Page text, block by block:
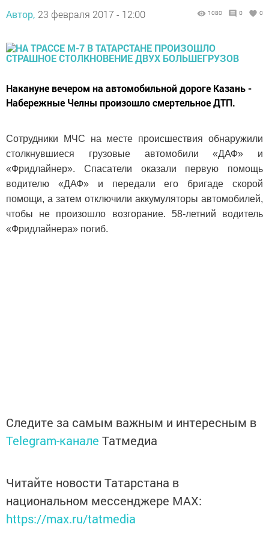
Автор, 23 февраля 2017 - 12:00 1080 0 0
Накануне вечером на автомобильной дороге Казань -
Набережные Челны произошло смертельное ДТП.
Сотрудники МЧС на месте происшествия обнаружили
столкнувшиеся грузовые автомобили «ДАФ» и
«Фридлайнер». Спасатели оказали первую помощь
водителю «ДАФ» и передали его бригаде скорой
помощи, а затем отключили аккумуляторы автомобилей,
чтобы не произошло возгорание. 58-летний водитель
«Фридлайнера» погиб.
Следите за самым важным и интересным в
Telegram-канале Татмедиа
Читайте новости Татарстана в
национальном мессенджере MАХ:
https://max.ru/tatmedia